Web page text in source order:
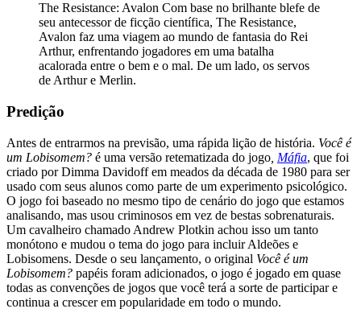
The Resistance: Avalon Com base no brilhante blefe de
seu antecessor de ficção científica, The Resistance,
Avalon faz uma viagem ao mundo de fantasia do Rei
Arthur, enfrentando jogadores em uma batalha
acalorada entre o bem e o mal. De um lado, os servos
de Arthur e Merlin.
Predição
Antes de entrarmos na previsão, uma rápida lição de história. Você é
um Lobisomem? é uma versão retematizada do jogo Máfia, que foi
criado por Dimma Davidoff em meados da década de 1980 para ser
usado com seus alunos como parte de um experimento psicológico.
O jogo foi baseado no mesmo tipo de cenário do jogo que estamos
analisando, mas usou criminosos em vez de bestas sobrenaturais.
Um cavalheiro chamado Andrew Plotkin achou isso um tanto
monótono e mudou o tema do jogo para incluir Aldeões e
Lobisomens. Desde o seu lançamento, o original Você é um
Lobisomem? papéis foram adicionados, o jogo é jogado em quase
todas as convenções de jogos que você terá a sorte de participar e
continua a crescer em popularidade em todo o mundo.